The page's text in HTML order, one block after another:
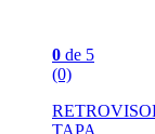
0 de 5
(0)
TAPA